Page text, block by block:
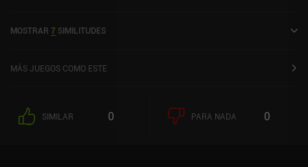
MOSTRAR 7 SIMILITUDES
MÁS JUEGOS COMO ESTE
SIMILAR 0 PARA NADA 0